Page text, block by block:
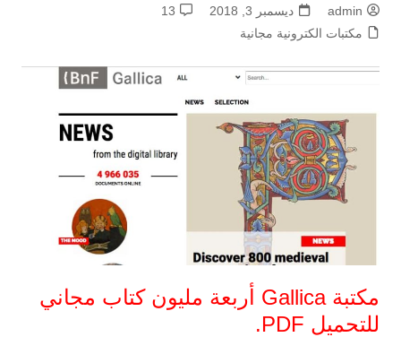
admin ديسمبر 3, 2018
13
مكتبات الكترونية مجانية
مكتبة Gallica أربعة مليون كتاب مجاني
للتحميل PDF.